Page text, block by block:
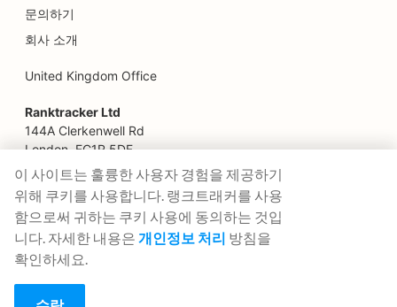
플로리스트를 위한 SEO
파인 다이닝 레스토랑을 위한 SEO
금융 서비스를 위한 SEO
푸드코트용 SEO
푸드 트럭을 위한 SEO
가구점을 위한 SEO
냉동 요거트 매장을 위한 SEO
일반 치과의사(DDS 또는 DMD)를 위한 SEO
문의하기
회사 소개
United Kingdom Office
Ranktracker Ltd
144A Clerkenwell Rd
London, EC1R 5DF
Company No: 08820809
felix@ranktracker.com
2015 -
이 사이트는 훌륭한 사용자 경험을 제공하기
위해 쿠키를 사용합니다. 랭크트래커를 사용
함으로써 귀하는 쿠키 사용에 동의하는 것입
니다. 자세한 내용은 개인정보 처리 방침을
확인하세요.